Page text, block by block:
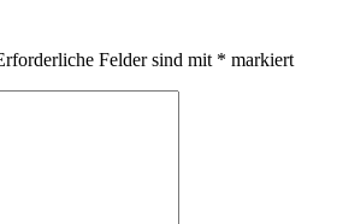
Felder sind mit * markiert